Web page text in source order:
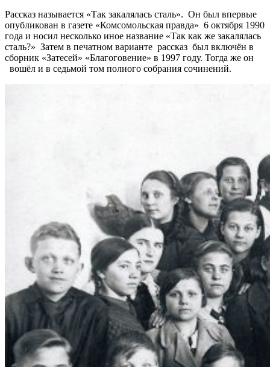
Рассказ называется «Так закалялась сталь». Он был впервые
опубликован в газете «Комсомольская правда» 6 октября 1990
года и носил несколько иное название «Так как же закалялась
сталь?» Затем в печатном варианте рассказ был включён в
сборник «Затесей» «Благоговение» в 1997 году. Тогда же он
вошёл и в седьмой том полного собрания сочинений.